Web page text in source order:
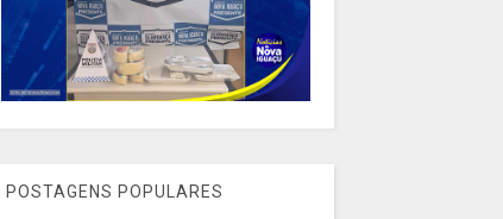
POSTAGENS POPULARES